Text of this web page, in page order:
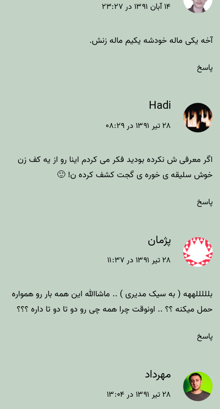
۱۴ آبان ۱۳۹۱ در ۲۳:۲۷
آخه یکی ماله خودشه یکیم ماله زنش.
پاسخ
Hadi
۲۸ تیر ۱۳۹۱ در ۰۸:۲۹
اگر معرفی ش نکرده بودید فکر می کردم اینا رو از یه کف زن
خوش سلیقه ی خوره ی گجت کشف کرده ن! 🙂
پاسخ
پژمان
۲۸ تیر ۱۳۹۱ در ۱۱:۳۷
بلللللههه ( به سیک مدیری ) .. ماشاالله این همه بار رو همواره
حمل میکنه ؟؟ .. اونوقت چرا همه چی رو دو تا دو تا داره ؟؟؟
پاسخ
مهرداد
۲۸ تیر ۱۳۹۱ در ۱۳:۰۴